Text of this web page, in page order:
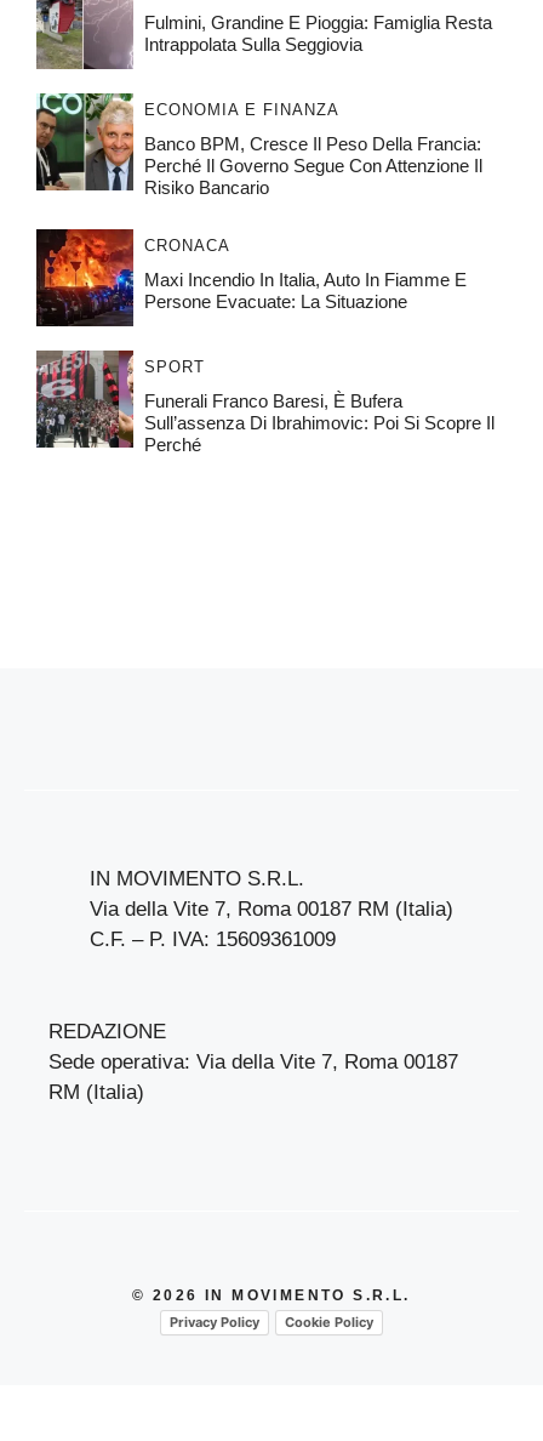
Fulmini, Grandine E Pioggia: Famiglia Resta
Intrappolata Sulla Seggiovia
ECONOMIA E FINANZA
Banco BPM, Cresce Il Peso Della Francia:
Perché Il Governo Segue Con Attenzione Il
Risiko Bancario
CRONACA
Maxi Incendio In Italia, Auto In Fiamme E
Persone Evacuate: La Situazione
SPORT
Funerali Franco Baresi, È Bufera
Sull’assenza Di Ibrahimovic: Poi Si Scopre Il
Perché
IN MOVIMENTO S.R.L.
Via della Vite 7, Roma 00187 RM (Italia)
C.F. – P. IVA: 15609361009
REDAZIONE
Sede operativa: Via della Vite 7, Roma 00187
RM (Italia)
© 2026 IN MOVIMENTO S.R.L.
Privacy Policy
Cookie Policy